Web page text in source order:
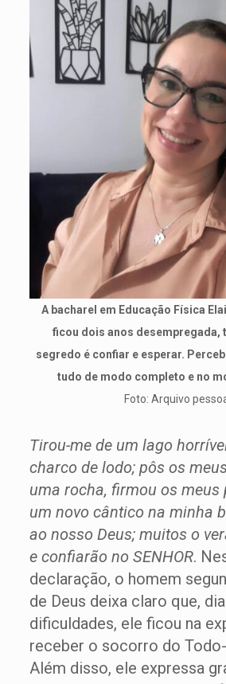
A bacharel em Educação Física
ficou dois anos desempregada,
segredo é confiar e esperar.
tudo de modo completo e no
Foto: Arquivo
Tirou-me de um lago
charco de lodo; pôs os
uma rocha, firmou os meus
um novo cântico na minha
ao nosso Deus; muitos o
e confiarão no SENHOR.
declaração, o homem
de Deus deixa claro que,
dificuldades, ele ficou na
receber o socorro do
Além disso, ele expressa